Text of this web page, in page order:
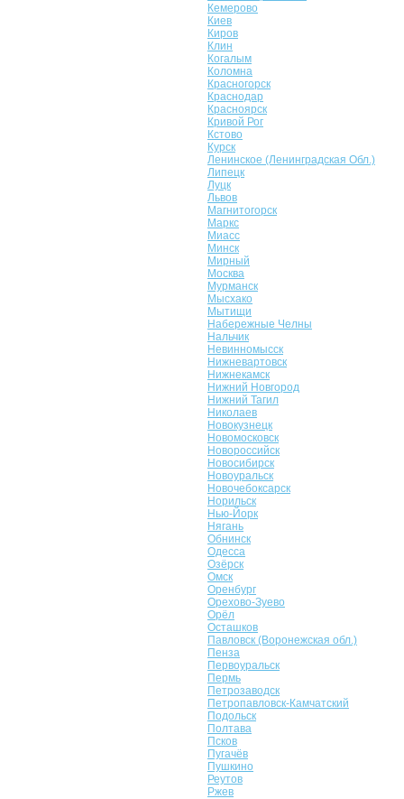
Кемерово
Киев
Киров
Клин
Когалым
Коломна
Красногорск
Краснодар
Красноярск
Кривой Рог
Кстово
Курск
Ленинское (Ленинградская Обл.)
Липецк
Луцк
Львов
Магнитогорск
Маркс
Миасс
Минск
Мирный
Москва
Мурманск
Мысхако
Мытищи
Набережные Челны
Нальчик
Невинномысск
Нижневартовск
Нижнекамск
Нижний Новгород
Нижний Тагил
Николаев
Новокузнецк
Новомосковск
Новороссийск
Новосибирск
Новоуральск
Новочебоксарск
Норильск
Нью-Йорк
Нягань
Обнинск
Одесса
Озёрск
Омск
Оренбург
Орехово-Зуево
Орёл
Осташков
Павловск (Воронежская обл.)
Пенза
Первоуральск
Пермь
Петрозаводск
Петропавловск-Камчатский
Подольск
Полтава
Псков
Пугачёв
Пушкино
Реутов
Ржев